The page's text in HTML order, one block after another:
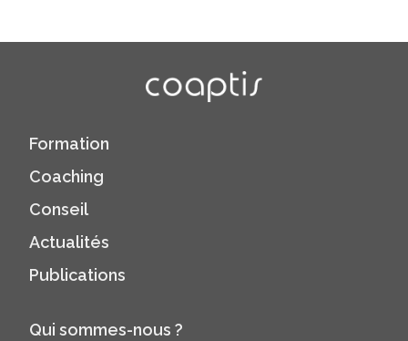
Formation
Coaching
Conseil
Actualités
Publications
Qui sommes-nous ?